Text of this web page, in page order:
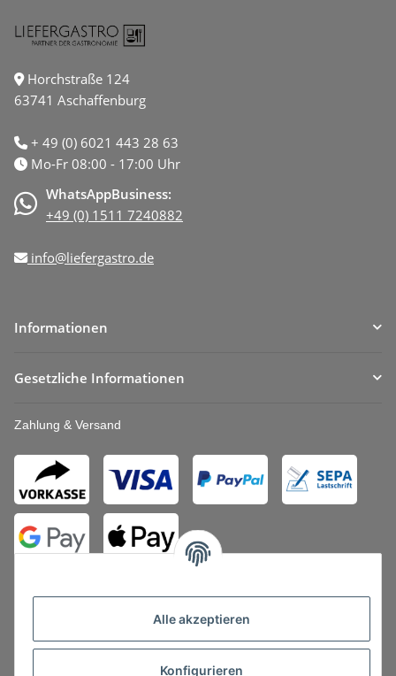
Alle akzeptieren
Konfigurieren
Horchstraße 124
63741 Aschaffenburg
+ 49 (0) 6021 443 28 63
Mo-Fr 08:00 - 17:00 Uhr
WhatsAppBusiness:
+49 (0) 1511 7240882
info@liefergastro.de
Informationen
Gesetzliche Informationen
Zahlung & Versand